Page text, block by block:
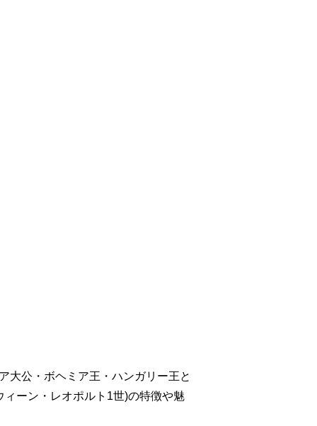
大公・ボヘミア王・ハンガリー王と
ーン・レオポルト1世)の特徴や魅